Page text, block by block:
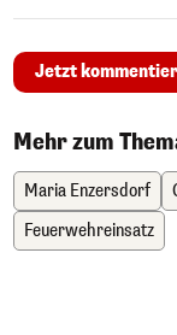
Jetzt
Mehr zum
Maria Enzersdorf
Feuerwehreinsatz